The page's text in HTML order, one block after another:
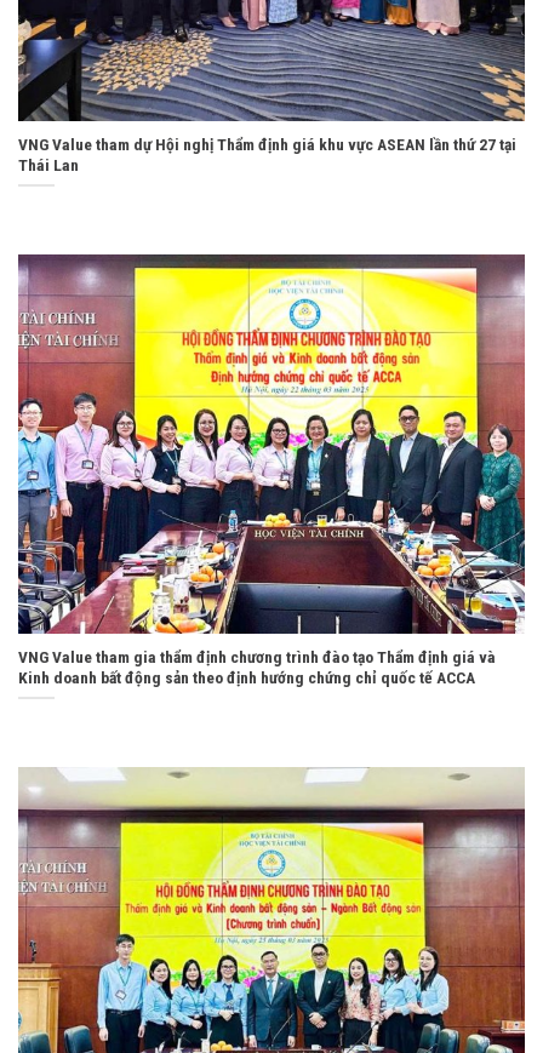
VNG Value tham dự Hội nghị Thẩm định giá khu vực ASEAN lần thứ 27 tại
Thái Lan
VNG Value tham gia thẩm định chương trình đào tạo Thẩm định giá và
Kinh doanh bất động sản theo định hướng chứng chỉ quốc tế ACCA